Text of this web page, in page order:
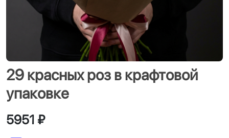
29 красных роз в крафтовой
упаковке
5951 ₽